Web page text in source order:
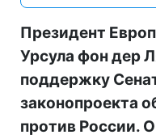
Президент
Урсула фон дер
поддержку
законопроекта
против России.